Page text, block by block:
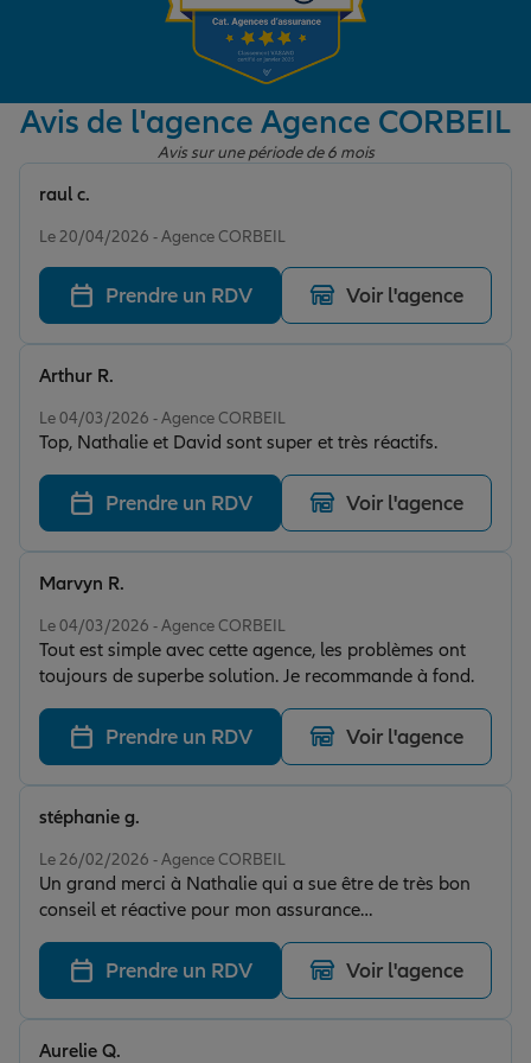
Garantie des accidents de la vie
Assurance scolaire
Protection juridique
Tous nos devis d'assurance
Avis de l'agence Agence CORBEIL
Avis sur une période de 6 mois
Le 20/04/2026 - Agence CORBEIL
raul c.
Prendre un RDV Voir l'agence
Le 04/03/2026 - Agence CORBEIL
Top, Nathalie et David sont super et très réactifs.
Arthur R.
Prendre un RDV Voir l'agence
Le 04/03/2026 - Agence CORBEIL
Tout est simple avec cette agence, les problèmes ont
toujours de superbe solution. Je recommande à fond.
Marvyn R.
Prendre un RDV Voir l'agence
Le 26/02/2026 - Agence CORBEIL
Un grand merci à Nathalie qui a sue être de très bon
conseil et réactive pour mon assurance
professionnelle. Je recommande vivement. Merci!
stéphanie g.
Prendre un RDV Voir l'agence
Aurelie Q.